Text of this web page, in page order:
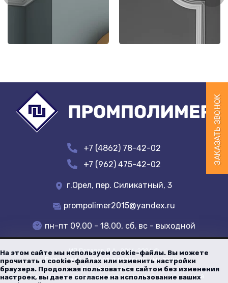
+7 (4862) 78-42-02
+7 (962) 475-42-02
г.Орел, пер. Силикатный, 3
prompolimer2015@yandex.ru
пн-пт 09.00 - 18.00, сб, вс - выходной
ИП Потапов Д.А., 2016- 2026©
Политика по обработке персональных данных
Все права защищены
Цены указанные на сайте не являются публичной офертой
На этом сайте мы используем cookie-файлы. Вы можете
прочитать о cookie-файлах или изменить настройки
браузера. Продолжая пользоваться сайтом без изменения
настроек, вы даете согласие на использование ваших